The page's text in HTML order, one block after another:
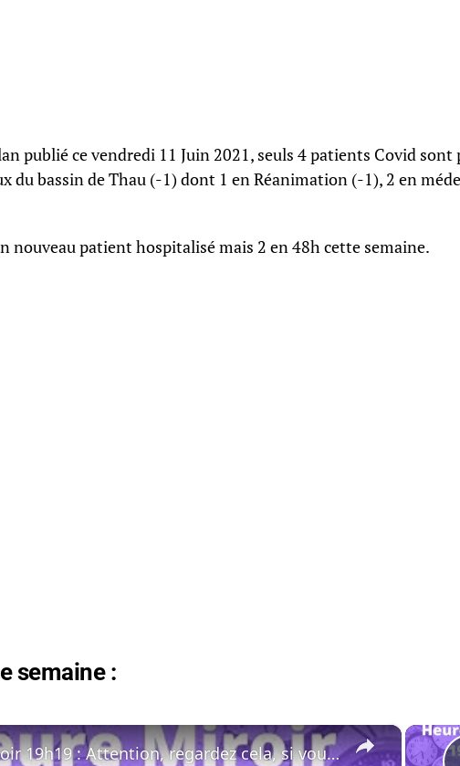
publié ce vendredi 11 Juin 2021, seuls 4 patients Covid sont
du bassin de Thau (-1) dont 1 en Réanimation (-1), 2 en
nouveau patient hospitalisé mais 2 en 48h cette semaine.
semaine :
×
Heure miroir 19h19 : Attention, regardez cela, si vous voyez toujours 19:19